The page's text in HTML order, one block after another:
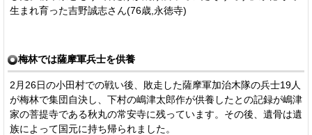
生まれ育った吉野誠志さん(76歳,永徳寺)
梅林では薩摩軍兵士を供養
2月26日の小田村での戦い後、敗走した薩摩軍加治木隊の兵士19人
が梅林で集団自決し、下村の嶋津太郎作が供養したとの記録が嶋津
家の菩提寺である秋丸の常安寺に残っています。その後、遺骨は遺
族によって国元に持ち帰られました。